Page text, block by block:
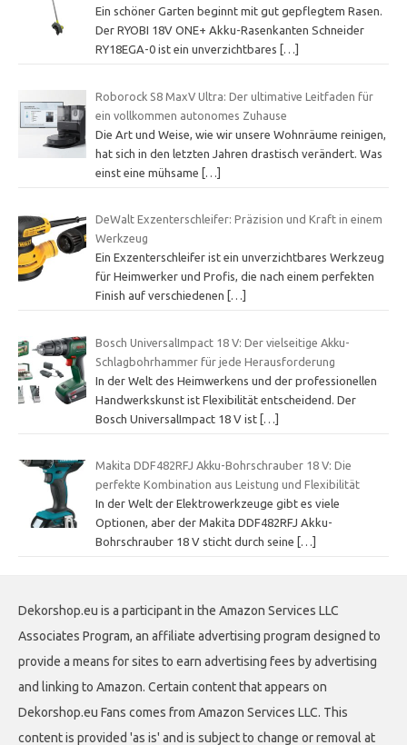
Ein schöner Garten beginnt mit gut gepflegtem Rasen.
Der RYOBI 18V ONE+ Akku-Rasenkanten Schneider
RY18EGA-0 ist ein unverzichtbares
[…]
Roborock S8 MaxV Ultra: Der ultimative Leitfaden für
ein vollkommen autonomes Zuhause
Die Art und Weise, wie wir unsere Wohnräume reinigen,
hat sich in den letzten Jahren drastisch verändert. Was
einst eine mühsame […]
DeWalt Exzenterschleifer: Präzision und Kraft in einem
Werkzeug
Ein Exzenterschleifer ist ein unverzichtbares Werkzeug
für Heimwerker und Profis, die nach einem perfekten
Finish auf verschiedenen
[…]
Bosch UniversalImpact 18 V: Der vielseitige Akku-
Schlagbohrhammer für jede Herausforderung
In der Welt des Heimwerkens und der professionellen
Handwerkskunst ist Flexibilität entscheidend. Der
Bosch UniversalImpact 18 V ist […]
Makita DDF482RFJ Akku-Bohrschrauber 18 V: Die
perfekte Kombination aus Leistung und Flexibilität
In der Welt der Elektrowerkzeuge gibt es viele
Optionen, aber der Makita DDF482RFJ Akku-
Bohrschrauber 18 V sticht durch seine
[…]
Dekorshop.eu is a participant in the Amazon Services LLC
Associates Program, an affiliate advertising program designed to
provide a means for sites to earn advertising fees by advertising
and linking to Amazon. Certain content that appears on
Dekorshop.eu Fans comes from Amazon Services LLC. This
content is provided 'as is' and is subject to change or removal at